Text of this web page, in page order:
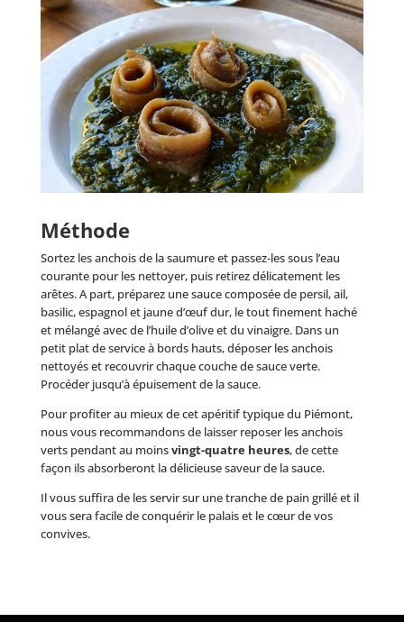
Méthode
Sortez les anchois de la saumure et passez-les sous l’eau
courante pour les nettoyer, puis retirez délicatement les
arêtes. A part, préparez une sauce composée de persil, ail,
basilic, espagnol et jaune d’œuf dur, le tout finement haché
et mélangé avec de l’huile d’olive et du vinaigre. Dans un
petit plat de service à bords hauts, déposer les anchois
nettoyés et recouvrir chaque couche de sauce verte.
Procéder jusqu’à épuisement de la sauce.
Pour profiter au mieux de cet apéritif typique du Piémont,
nous vous recommandons de laisser reposer les anchois
verts pendant au moinsvingt-quatre heures, de cette
façon ils absorberont la délicieuse saveur de la sauce.
Il vous suffira de les servir sur une tranche de pain grillé et il
vous sera facile de conquérir le palais et le cœur de vos
convives.